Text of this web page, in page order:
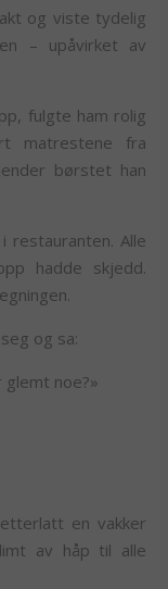
og viste tydelig
– upåvirket av
fulgte ham rolig
matrestene fra
børstet han
Alle
hadde skjedd.
og sa:
noe?»
en vakker
av håp til alle